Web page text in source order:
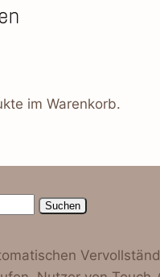
im Warenkorb.
Suchen